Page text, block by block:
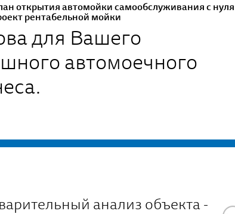
открытия автомойки самообслуживания с
рентабельной мойки
для Вашего
автомоечного
анализ объекта -